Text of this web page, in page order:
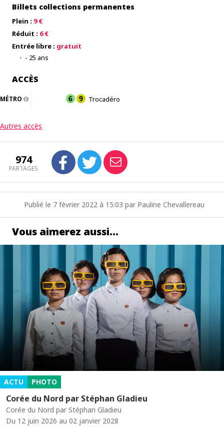
Billets collections permanentes
Plein : 9 €
Réduit : 6 €
Entrée libre : gratuit
- 25 ans
ACCÈS
MÉTRO Trocadéro
Autres accès
974
PARTAGES
Publié le 7 février 2022 à 15:03 par Pauline Chevallereau
Vous aimerez aussi…
ACTU PHOTO
Corée du Nord par Stéphan Gladieu
Corée du Nord par Stéphan Gladieu
Du 12 juin 2026 au 02 janvier 2028